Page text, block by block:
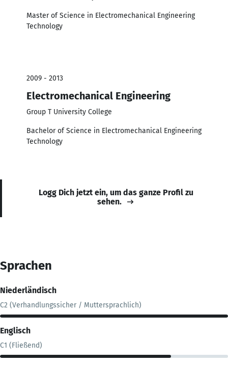
Master of Science in Electromechanical Engineering
Technology
2009 - 2013
Electromechanical Engineering
Group T University College
Bachelor of Science in Electromechanical Engineering
Technology
Logg Dich jetzt ein, um das ganze Profil zu
sehen.
Sprachen
Niederländisch
C2 (Verhandlungssicher / Muttersprachlich)
Englisch
C1 (Fließend)